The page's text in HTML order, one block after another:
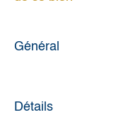
Général
Détails